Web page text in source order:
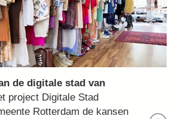
de digitale stad van
project Digitale Stad
Rotterdam de kansen